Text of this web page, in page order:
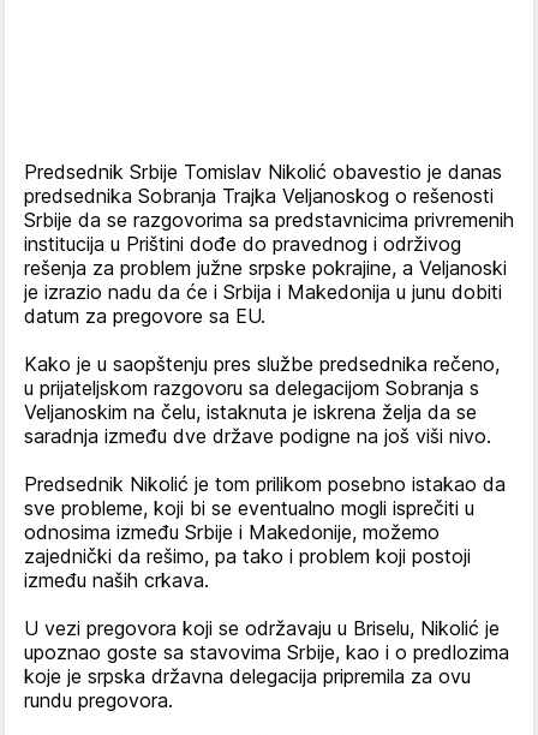
Predsednik Srbije Tomislav Nikolić obavestio je danas
predsednika Sobranja Trajka Veljanoskog o rešenosti
Srbije da se razgovorima sa predstavnicima privremenih
institucija u Prištini dođe do pravednog i održivog
rešenja za problem južne srpske pokrajine, a Veljanoski
je izrazio nadu da će i Srbija i Makedonija u junu dobiti
datum za pregovore sa EU.
Kako je u saopštenju pres službe predsednika rečeno,
u prijateljskom razgovoru sa delegacijom Sobranja s
Veljanoskim na čelu, istaknuta je iskrena želja da se
saradnja između dve države podigne na još viši nivo.
Predsednik Nikolić je tom prilikom posebno istakao da
sve probleme, koji bi se eventualno mogli isprečiti u
odnosima između Srbije i Makedonije, možemo
zajednički da rešimo, pa tako i problem koji postoji
između naših crkava.
U vezi pregovora koji se održavaju u Briselu, Nikolić je
upoznao goste sa stavovima Srbije, kao i o predlozima
koje je srpska državna delegacija pripremila za ovu
rundu pregovora.